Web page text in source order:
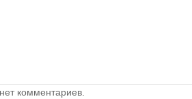
комментариев.